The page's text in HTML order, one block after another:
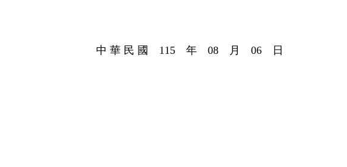
中 華 民 國 115 年 08 月 06 日